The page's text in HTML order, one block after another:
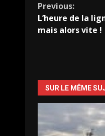
Continue
Reading
Previous:
L’heure de la
mais alors vite !
SUR LE MÊME